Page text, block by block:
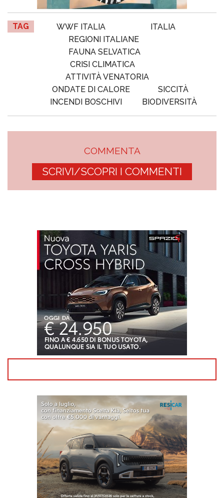
TAG WWF ITALIA
ITALIA
REGIONI ITALIANE
FAUNA SELVATICA
CRISI CLIMATICA
ATTIVITÀ VENATORIA
ONDATE DI CALORE
SICCITÀ
INCENDI BOSCHIVI
BIODIVERSITÀ
COMMENTA
SCRIVI/SCOPRI I COMMENTI